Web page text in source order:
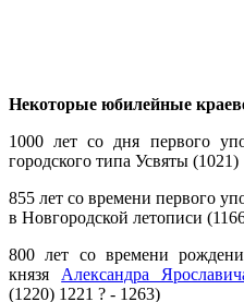
Некоторые юбилейные
1000 лет со дня первого
городского типа Усвяты (1021)
855 лет со времени первого
в Новгородской летописи
800 лет со времени
князяАлександра
(1220) 1221 ? - 1263)